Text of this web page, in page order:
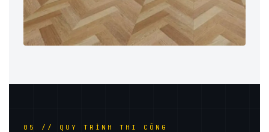
05 // QUY TRÌNH THI CÔNG